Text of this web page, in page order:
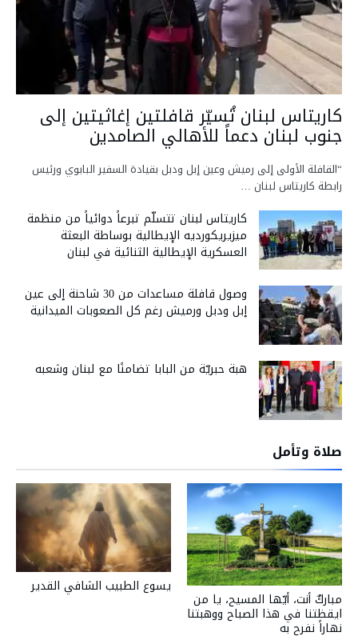
كاريتاس لبنان تُسيّر قافلتين إغاثيتين إلى
جنوب لبنان دعماً للأهالي الصامدين
“القافلة الأولى إلى رميش وعين إبل ودبل بقيادة السفير البابوي ورئيس
رابطة كاريتاس لبنان …
كاريتاس لبنان تتسلّم تبرعاً دوائياً من منظمة
ميزيريكورديه الإيطالية بوساطة البعثة
العسكرية الإيطالية الثنائية في لبنان
وصول قافلة مساعدات من 30 شاحنة إلى عين
إبل ودبل ورميش رغم كل الصعوبات الميدانية
هبة حبريّة من البابا تضامنًا مع لبنان وشعبه
صلاة وتأمل
يسوع الطبيب الشافي القدير
مباركٌ أنت، أيّها المسيح، يا من
ايقظتنا في هذا الصباح ووهبتنا
نهاراً نفرح به